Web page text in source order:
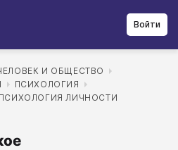
Войти
И ОБЩЕСТВО
ПСИХОЛОГИЯ
ПСИХОЛОГИЯ ЛИЧНОСТИ